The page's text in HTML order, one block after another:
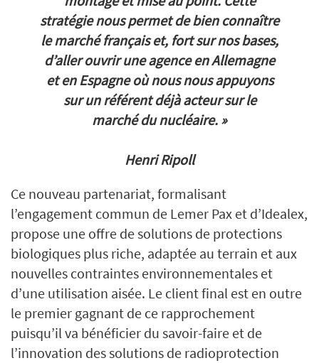
stratégie nous permet de bien connaître
le marché français et, fort sur nos bases,
d’aller ouvrir une agence en Allemagne
et en Espagne où nous nous appuyons
sur un référent déjà acteur sur le
marché du nucléaire. »
Henri Ripoll
Ce nouveau partenariat, formalisant
l’engagement commun de Lemer Pax et d’Idealex,
propose une offre de solutions de protections
biologiques plus riche, adaptée au terrain et aux
nouvelles contraintes environnementales et
d’une utilisation aisée. Le client final est en outre
le premier gagnant de ce rapprochement
puisqu’il va bénéficier du savoir-faire et de
l’innovation des solutions de radioprotection